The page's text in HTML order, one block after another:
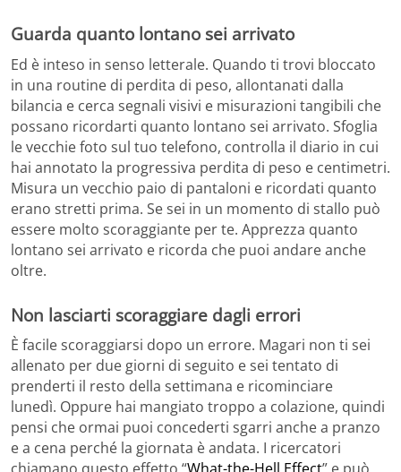
Guarda quanto lontano sei arrivato
Ed è inteso in senso letterale. Quando ti trovi bloccato
in una routine di perdita di peso, allontanati dalla
bilancia e cerca segnali visivi e misurazioni tangibili che
possano ricordarti quanto lontano sei arrivato. Sfoglia
le vecchie foto sul tuo telefono, controlla il diario in cui
hai annotato la progressiva perdita di peso e centimetri.
Misura un vecchio paio di pantaloni e ricordati quanto
erano stretti prima. Se sei in un momento di stallo può
essere molto scoraggiante per te. Apprezza quanto
lontano sei arrivato e ricorda che puoi andare anche
oltre.
Non lasciarti scoraggiare dagli errori
È facile scoraggiarsi dopo un errore. Magari non ti sei
allenato per due giorni di seguito e sei tentato di
prenderti il ​​resto della settimana e ricominciare
lunedì. Oppure hai mangiato troppo a colazione, quindi
pensi che ormai puoi concederti sgarri anche a pranzo
e a cena perché la giornata è andata. I ricercatori